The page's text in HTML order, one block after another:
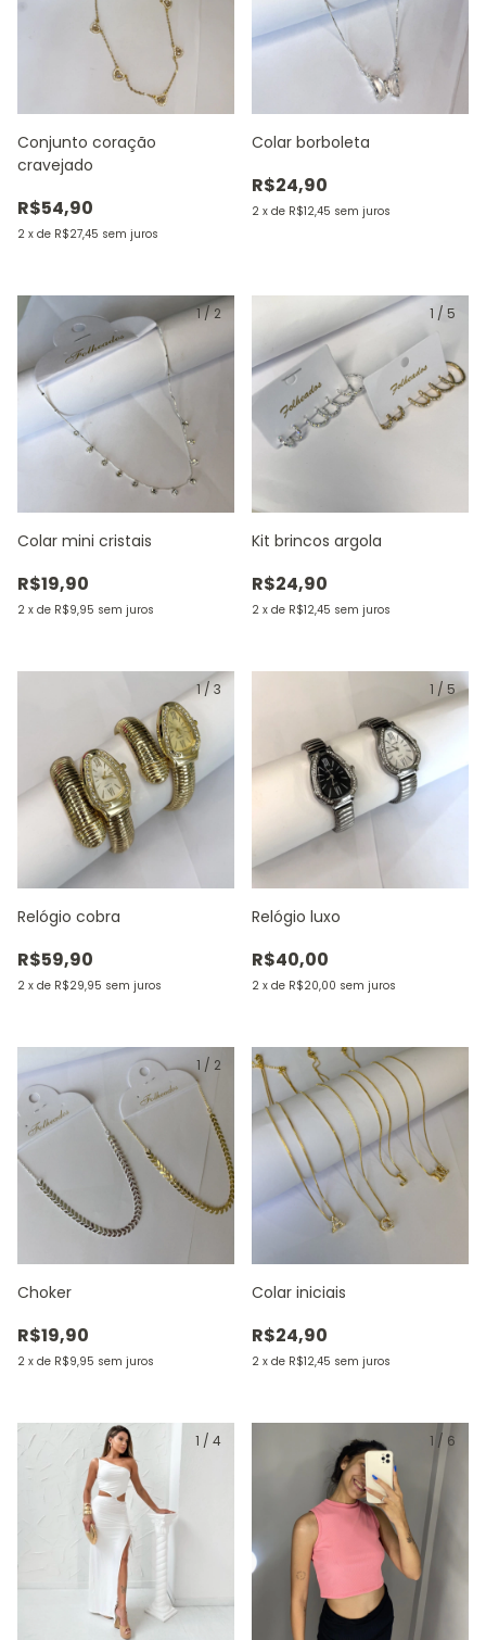
Conjunto coração
cravejado
R$54,90
2 x de R$27,45 sem juros
Colar borboleta
R$24,90
2 x de R$12,45 sem juros
1/2
Colar mini cristais
R$19,90
2 x de R$9,95 sem juros
1 / 5
Kit brincos argola
R$24,90
2 x de R$12,45 sem juros
1/3
Relógio cobra
R$59,90
2 x de R$29,95 sem juros
1 / 5
Relógio luxo
R$40,00
2 x de R$20,00 sem juros
1 / 2
Choker
R$19,90
2 x de R$9,95 sem juros
Colar iniciais
R$24,90
2 x de R$12,45 sem juros
1 / 4 1 / 6